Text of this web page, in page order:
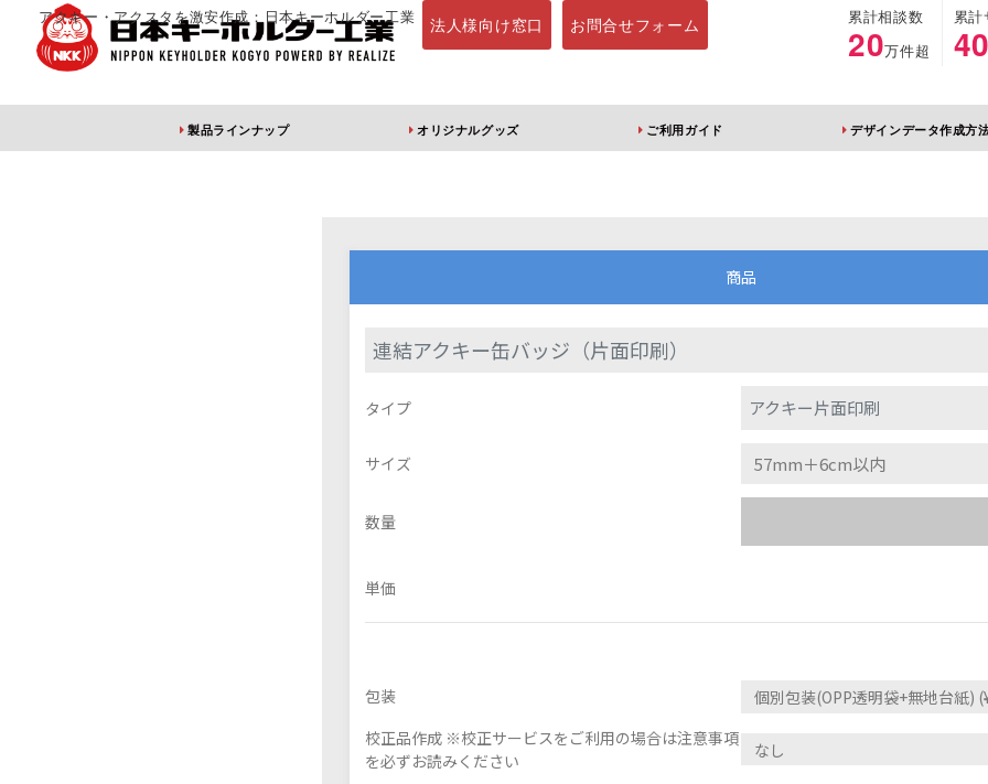
アクキー・アクスタを激安作成：日本キーホルダー工業 法人様向け窓口 お問合せフォーム 累計相談数
20万件超
累
製品ラインナップ オリジナルグッズ ご利用ガイド デザインデータ作成方
アクリルキーホルダー
アクリルスタンド 片
面印刷 無地台座
ふりふりキーホ
商品
連結アクキー缶バッジ（片面印刷）
タイプ アクキー片面印刷
サイズ
数量
単価
包装
校正品作成 ※校正サービスをご利用の場合は注意事項
を必ずお読みください